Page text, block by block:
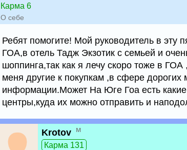
Карма 6
О себе
Ребят помогите! Мой руководитель в эту
ГОА,в отель Тадж Экзотик с семьей и
шоппинга,так как я лечу скоро тоже в
меня другие к покупкам ,в сфере
информации.Может На Юге Гоа есть
центры,куда их можно отправить и
Krotov м
Карма 131